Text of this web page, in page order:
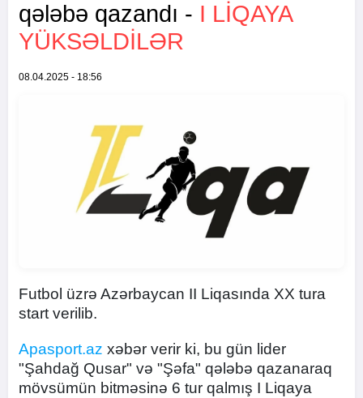
qələbə qazandı - I LIQAYA
YÜKSƏLDILƏR
08.04.2025 - 18:56
Futbol üzrə Azərbaycan II Liqasında XX tura
start verilib.
Apasport.az xəbər verir ki, bu gün lider
"Şahdağ Qusar" və "Şəfa" qələbə qazanaraq
mövsümün bitməsinə 6 tur qalmış I Liqaya